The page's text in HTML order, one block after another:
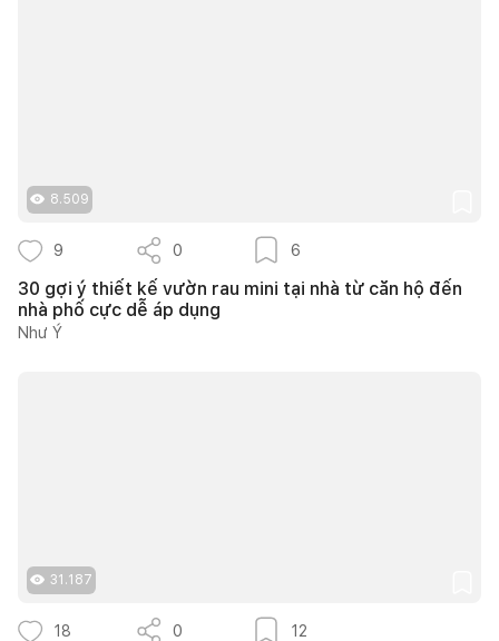
8.509
9 0 6
30 gợi ý thiết kế vườn rau mini tại nhà từ căn hộ đến
nhà phố cực dễ áp dụng
Như Ý
31.187
18 0 12